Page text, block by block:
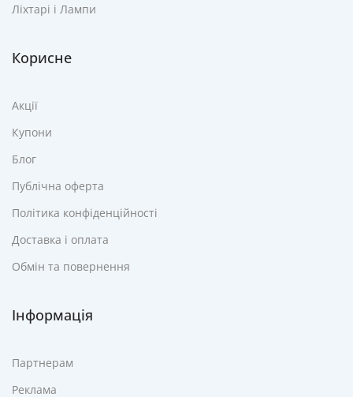
Ліхтарі і Лампи
Корисне
Акції
Купони
Блог
Публічна оферта
Політика конфіденційності
Доставка і оплата
Обмін та повернення
Інформація
Партнерам
Реклама